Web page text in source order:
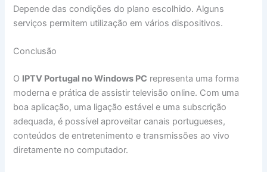
Depende das condições do plano escolhido. Alguns
serviços permitem utilização em vários dispositivos.
Conclusão
O IPTV Portugal no Windows PC representa uma forma
moderna e prática de assistir televisão online. Com uma
boa aplicação, uma ligação estável e uma subscrição
adequada, é possível aproveitar canais portugueses,
conteúdos de entretenimento e transmissões ao vivo
diretamente no computador.